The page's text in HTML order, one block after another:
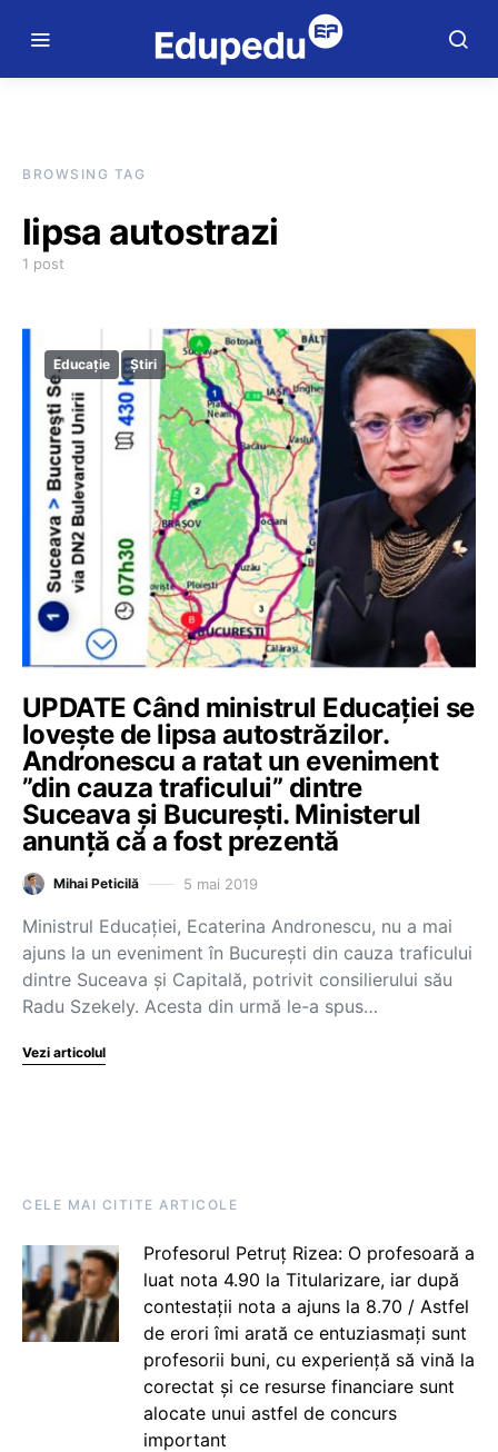
BROWSING TAG
lipsa autostrazi
1 post
Educație Știri
UPDATE Când ministrul Educației se
loveşte de lipsa autostrăzilor.
Andronescu a ratat un eveniment
”din cauza traficului” dintre
Suceava și București. Ministerul
anunță că a fost prezentă
Mihai Peticilă 5 mai 2019
Ministrul Educației, Ecaterina Andronescu, nu a mai
ajuns la un eveniment în București din cauza traficului
dintre Suceava și Capitală, potrivit consilierului său
Radu Szekely. Acesta din urmă le-a spus…
Vezi articolul
CELE MAI CITITE ARTICOLE
Profesorul Petruț Rizea: O profesoară a
luat nota 4.90 la Titularizare, iar după
contestații nota a ajuns la 8.70 / Astfel
de erori îmi arată ce entuziasmați sunt
profesorii buni, cu experiență să vină la
corectat și ce resurse financiare sunt
alocate unui astfel de concurs
important